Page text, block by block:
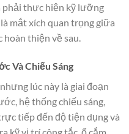
phải thực hiện kỹ lưỡng
mắt xích quan trọng giữa
hoàn thiện về sau.
Và Chiếu Sáng
lúc này là giai đoạn
hệ thống chiếu sáng,
tiếp đến độ tiện dụng và
kỹ vị trí công tắc, ổ cắm,